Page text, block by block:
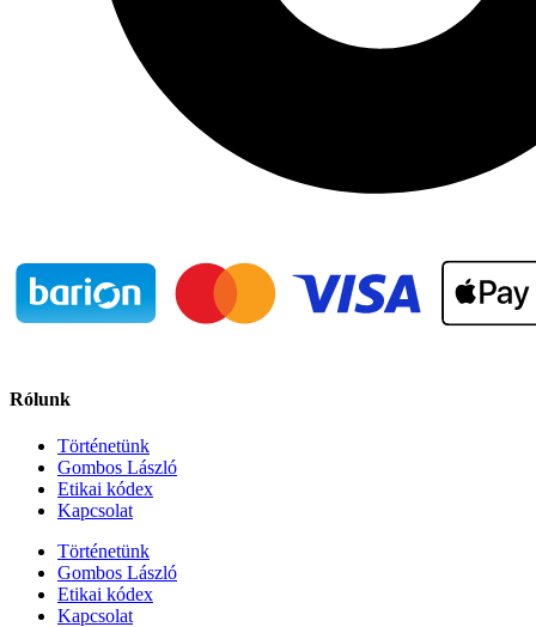
Rólunk
Történetünk
Gombos László
Etikai kódex
Kapcsolat
Történetünk
Gombos László
Etikai kódex
Kapcsolat